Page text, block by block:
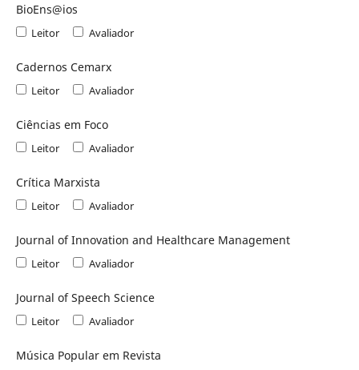
BioEns@ios
Leitor Avaliador
Cadernos Cemarx
Leitor Avaliador
Ciências em Foco
Leitor Avaliador
Crítica Marxista
Leitor Avaliador
Journal of Innovation and Healthcare Management
Leitor Avaliador
Journal of Speech Science
Leitor Avaliador
Música Popular em Revista